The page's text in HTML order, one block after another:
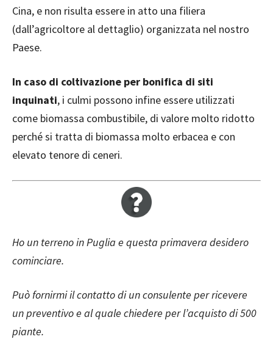
Cina, e non risulta essere in atto una filiera
(dall’agricoltore al dettaglio) organizzata nel nostro
Paese.
In caso di coltivazione per bonifica di siti
inquinati, i culmi possono infine essere utilizzati
come biomassa combustibile, di valore molto ridotto
perché si tratta di biomassa molto erbacea e con
elevato tenore di ceneri.
Ho un terreno in Puglia e questa primavera desidero
cominciare.
Può fornirmi il contatto di un consulente per ricevere
un preventivo e al quale chiedere per l’acquisto di 500
piante.